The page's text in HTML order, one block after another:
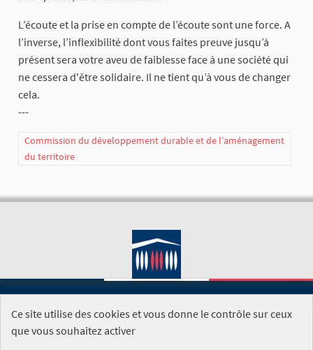
L’écoute et la prise en compte de l’écoute sont une force. A
l’inverse, l’inflexibilité dont vous faites preuve jusqu’à
présent sera votre aveu de faiblesse face à une société qui
ne cessera d'être solidaire. Il ne tient qu’à vous de changer
cela.
---
Commission du développement durable et de l’aménagement
du territoire
SITE DE L'ASSEMBLÉE NATIONALE
Ce site utilise des cookies et vous donne le contrôle sur ceux
que vous souhaitez activer